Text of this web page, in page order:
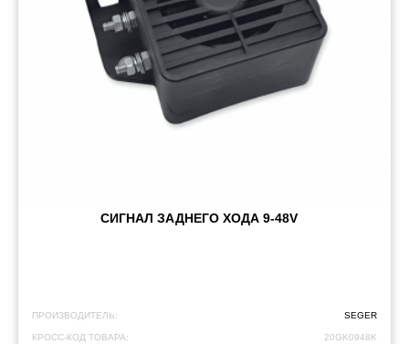
СИГНАЛ ЗАДНЕГО ХОДА 9-48V
ПРОИЗВОДИТЕЛЬ: SEGER
КРОСС-КОД ТОВАРА: 20GK0948K